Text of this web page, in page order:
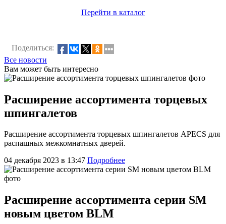
Перейти в каталог
Поделиться:
Все новости
Вам может быть интересно
Расширение ассортимента торцевых
шпингалетов
Расширение ассортимента торцевых шпингалетов APECS для
распашных межкомнатных дверей.
04 декабря 2023 в 13:47 Подробнее
Расширение ассортимента серии SM
новым цветом BLM